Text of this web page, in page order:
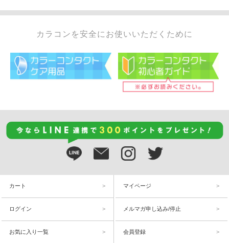
カラコンを安全にお使いいただくために
カート マイページ
ログイン メルマガ申し込み/停止
お気に入り一覧 会員登録